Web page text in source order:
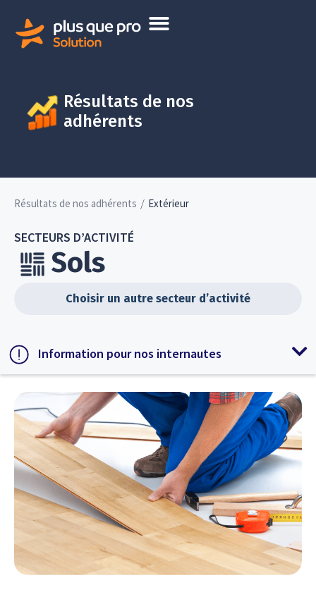
Résultats de nos
adhérents
Résultats de nos adhérents / Extérieur
SECTEURS D’ACTIVITÉ
Sols
Choisir un autre secteur d’activité
Information pour nos internautes